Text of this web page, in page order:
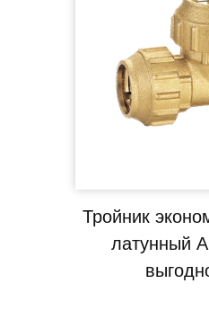
Тройник
латунный